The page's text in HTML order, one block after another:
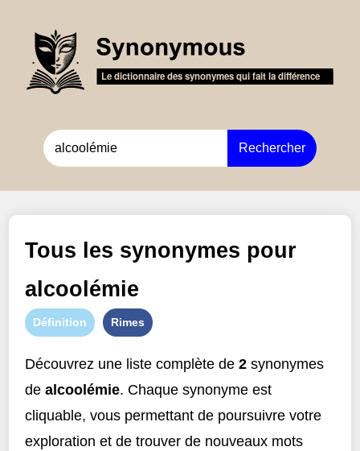
Rechercher
Tous les synonymes pour
alcoolémie
Définition Rimes
Découvrez une liste complète de2 synonymes
dealcoolémie. Chaque synonyme est
cliquable, vous permettant de poursuivre votre
exploration et de trouver de nouveaux mots